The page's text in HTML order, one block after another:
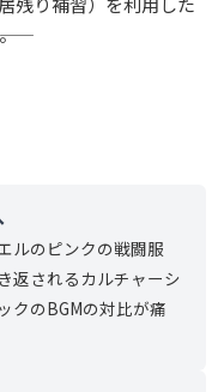
ルのピンクの戦闘服
返されるカルチャーシ
クのBGMの対比が痛